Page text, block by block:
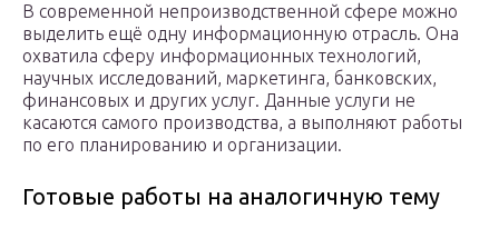
В современной непроизводственной сфере можно
выделить ещё одну информационную отрасль. Она
охватила сферу информационных технологий,
научных исследований, маркетинга, банковских,
финансовых и других услуг. Данные услуги не
касаются самого производства, а выполняют работы
по его планированию и организации.
Готовые работы на аналогичную тему